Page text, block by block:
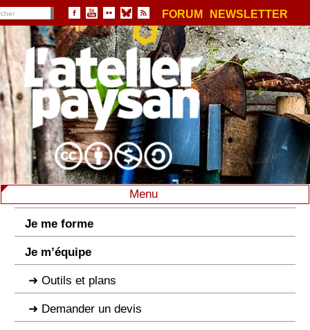
FORUM NEWSLETTER
Menu
Je me forme
Je m’équipe
Outils et plans
Demander un devis